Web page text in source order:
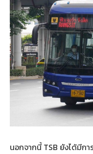
นอกจากนี้ TSB ยังได้มีก